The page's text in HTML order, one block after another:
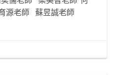
源老師 蘇昱誠老師